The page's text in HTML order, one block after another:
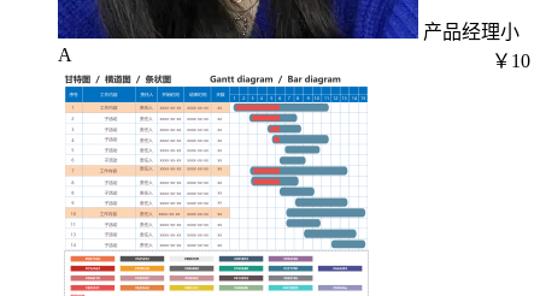
产品经理小
A
￥10